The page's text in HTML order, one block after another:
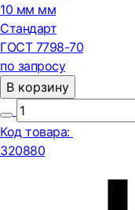
10 мм мм
Стандарт
ГОСТ 7798-70
по запросу
В корзину
Код товара:
320880